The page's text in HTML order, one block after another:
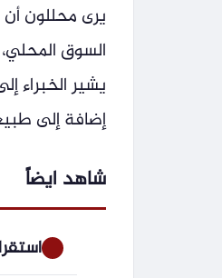
يرى محللون أن
السوق
يشير الخبراء
إضافة إلى
شاهد ايضاً